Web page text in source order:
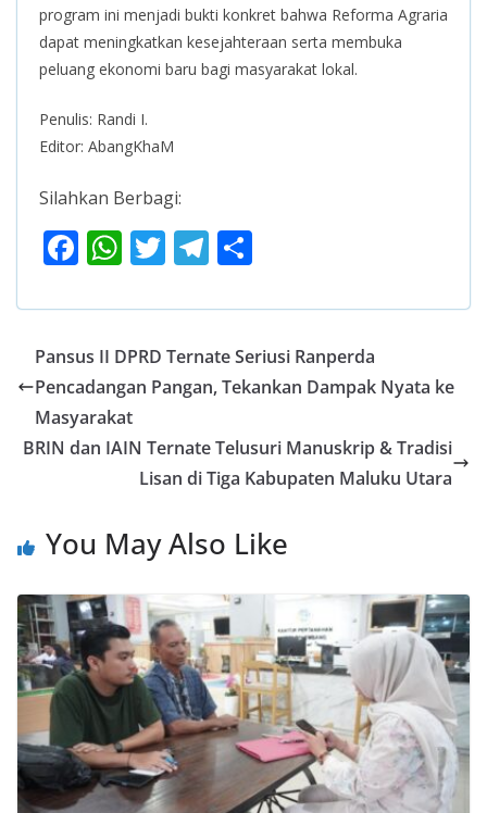
program ini menjadi bukti konkret bahwa Reforma Agraria
dapat meningkatkan kesejahteraan serta membuka
peluang ekonomi baru bagi masyarakat lokal.
Penulis: Randi I.
Editor: AbangKhaM
Silahkan Berbagi:
F
e
b
o
o
k
W
at
s
A
p
p
T
itt
er
T
e
gr
a
ar
e
Pansus II DPRD Ternate Seriusi Ranperda
Pencadangan Pangan, Tekankan Dampak Nyata ke
Masyarakat
BRIN dan IAIN Ternate Telusuri Manuskrip & Tradisi
Lisan di Tiga Kabupaten Maluku Utara
You May Also Like